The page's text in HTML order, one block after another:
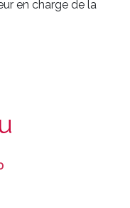
en charge de la